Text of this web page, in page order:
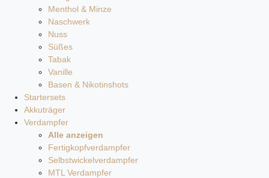
Menthol & Minze
Naschwerk
Nuss
Süßes
Tabak
Vanille
Basen & Nikotinshots
Startersets
Akkuträger
Verdampfer
Alle anzeigen
Fertigkopfverdampfer
Selbstwickelverdampfer
MTL Verdampfer